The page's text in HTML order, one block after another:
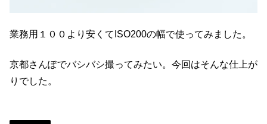
業務用１００より安くてISO200の幅で使ってみました。
京都さんぽでバシバシ撮ってみたい。今回はそんな仕上が
りでした。